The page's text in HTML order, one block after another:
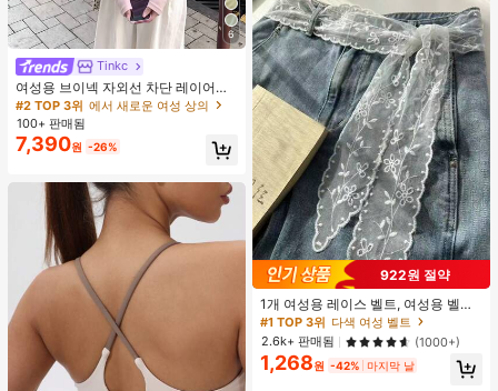
6
Tinkc
여성용 브이넥 자외선 차단 레이어링
다용도 긴팔 티셔츠 탑, 봄/여름 핑크
#2 TOP 3위 에서 새로운 여성 상의
높은 재방문 고객
#2 TOP 3위 에서 새로운 여성 상의
높은 재방문 고객
#2 TOP 3위 에서 새로운 여성 상의
높은 재방문 고객
#2 TOP 3위 에서 새로운 여성 상의
100+ 판매됨
7,390원 -26%
922원 절약
1개 여성용 레이스 벨트, 여성용 벨트,
다기능 바지 액세서리, 스카프 또는 벨
트로 사용 가능, 패션 긴 레이스 벨트
스카프, 플로럴 레이스 트림 스카프,
레이스 헤드밴드 헤드스카프 넥 스카
프 헤드밴드, 경량 자수 레이스 스카
#1 TOP 3위 다색 여성 벨트
2.6k+ 판매됨
(1000+)
1,268원 -42% 마지막 날